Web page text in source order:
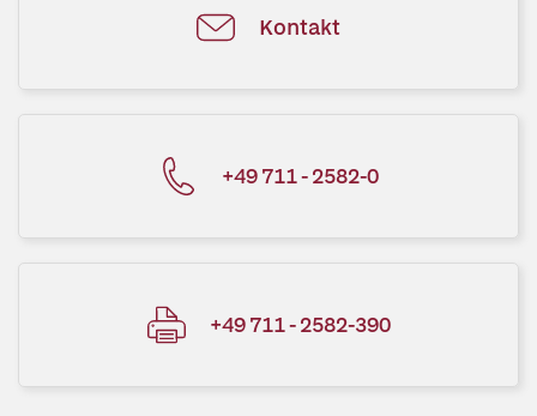
Kontakt
+49 711 - 2582-0
+49 711 - 2582-390